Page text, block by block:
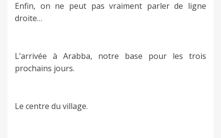
Enfin, on ne peut pas vraiment parler de ligne
droite…
L’arrivée à Arabba, notre base pour les trois
prochains jours.
Le centre du village.